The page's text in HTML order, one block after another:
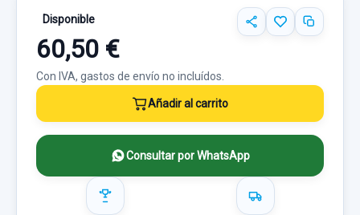
Disponible
60,50 €
Con IVA, gastos de envío no incluídos.
Añadir al carrito
Consultar por WhatsApp